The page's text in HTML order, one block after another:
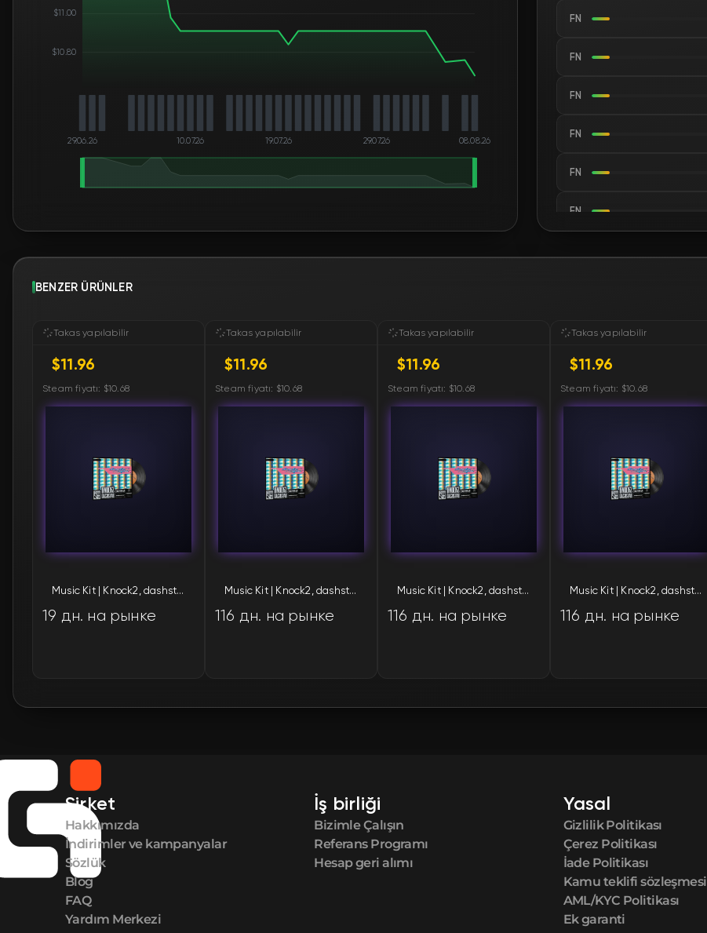
$10.80
$11.00
29.06.26 10.07.26 19.07.26 29.07.26 08.08.26
FN
FN
FN
FN
FN
FN
FN
FN
FN
FN
FN
FN
FN
BENZER ÜRÜNLER
Takas yapılabilir
$11.96
Steam fiyatı: $10.68
Music Kit | Knock2, dashstar*
19 дн. на рынке
Takas yapılabilir
$11.96
Steam fiyatı: $10.68
Music Kit | Knock2, dashstar*
116 дн. на рынке
Takas yapılabilir
$11.96
Steam fiyatı: $10.68
Music Kit | Knock2, dashstar*
116 дн. на рынке
Takas yapılabilir
$11.96
Steam fiyatı: $10.68
Music Kit | Knock2, dashstar*
116 дн. на рынке
Şirket
Hakkımızda
İndirimler ve kampanyalar
Sözlük
Blog
FAQ
Yardım Merkezi
İş birliği
Bizimle Çalışın
Referans Programı
Hesap geri alımı
Yasal
Gizlilik Politikası
Çerez Politikası
İade Politikası
Kamu teklifi sözleşmesi
AML/KYC Politikası
Ek garanti